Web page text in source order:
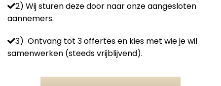
2) Wij sturen deze door naar onze aangesloten
aannemers.
3) Ontvang tot 3 offertes en kies met wie je wil
samenwerken (steeds vrijblijvend).